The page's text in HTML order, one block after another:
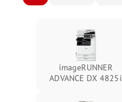
imageRUNNER
ADVANCE DX 4825i